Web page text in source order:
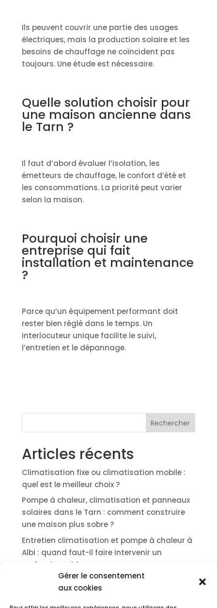
Gérer le consentement
aux cookies
Ils peuvent couvrir une partie des usages
électriques, mais la production solaire et les
besoins de chauffage ne coïncident pas
toujours. Une étude est nécessaire.
Quelle solution choisir pour
une maison ancienne dans
le Tarn ?
Il faut d’abord évaluer l’isolation, les
émetteurs de chauffage, le confort d’été et
les consommations. La priorité peut varier
selon la maison.
Pourquoi choisir une
entreprise qui fait
installation et maintenance
?
Parce qu’un équipement performant doit
rester bien réglé dans le temps. Un
interlocuteur unique facilite le suivi,
l’entretien et le dépannage.
Rechercher
Articles récents
Climatisation fixe ou climatisation mobile :
quel est le meilleur choix ?
Pompe à chaleur, climatisation et panneaux
solaires dans le Tarn : comment construire
une maison plus sobre ?
Entretien climatisation et pompe à chaleur à
Albi : quand faut-il faire intervenir un
professionnel ?
Panneaux solaires à Albi :
autoconsommation, rentabilité et
démarches dans le Tarn